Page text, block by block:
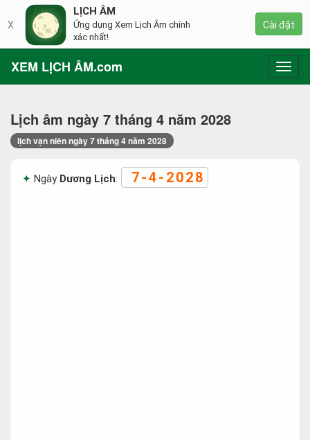
XEM LỊCH ÂM.com
Lịch âm ngày 7 tháng 4 năm 2028
lịch vạn niên ngày 7 tháng 4 năm 2028
Ngày Dương Lịch: 7-4-2028
X
LỊCH ÂM
Ứng dụng Xem Lịch Âm chính
xác nhất!
Cài đặt